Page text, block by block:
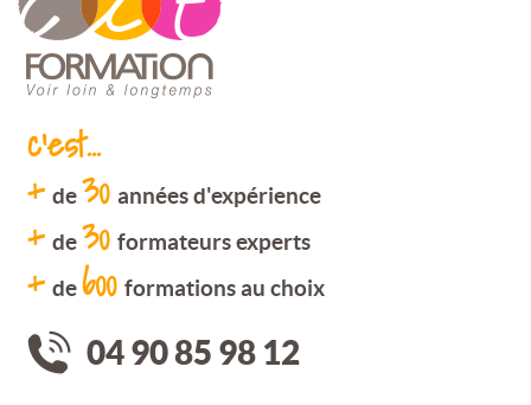
c'est...
+ de30 années d'expérience
+ de30 formateurs experts
+ de600 formations au choix
04 90 85 98 12